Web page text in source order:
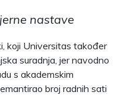
nastave
koji Universitas također
suradnja, jer navodno
s akademskim
broj radnih sati